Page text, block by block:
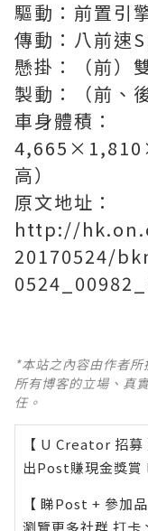
驅動：前置引
傳動：八前
懸掛：（前）
製動：（前、
車身體積：
高）
原文地址：
http://
20170524/
*本站之內容由作者
所有博客的立場、真
任。
【 U Creator 招募
出Post賺現金獎賞
【 睇Post + 參加品
瀏覽更多社群 打卡